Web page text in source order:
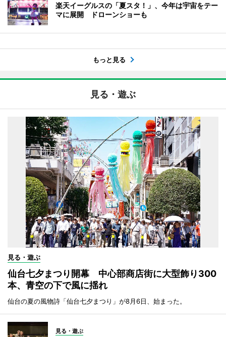
楽天イーグルスの「夏スタ！」、今年は宇宙をテー
マに展開 ドローンショーも
もっと見る
見る・遊ぶ
見る・遊ぶ
仙台七夕まつり開幕 中心部商店街に大型飾り300
本、青空の下で風に揺れ
仙台の夏の風物詩「仙台七夕まつり」が8月6日、始まった。
見る・遊ぶ